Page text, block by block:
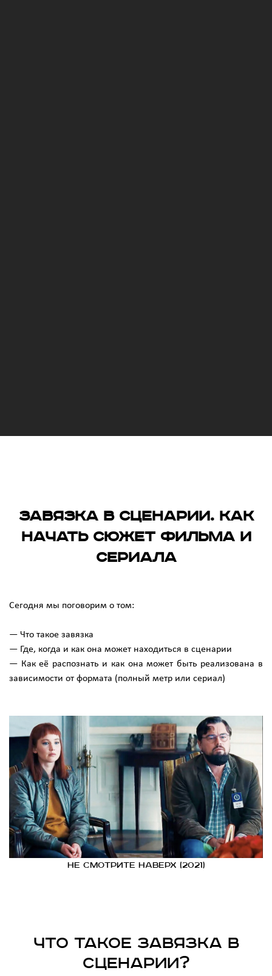
Завязка в сценарии. Как
начать сюжет фильма и
сериала
Сегодня мы поговорим о том:
— Что такое завязка
— Где, когда и как она может находиться в сценарии
— Как её распознать и как она может быть реализована в
зависимости от формата (полный метр или сериал)
не смотрите наверх (2021)
Что такое завязка в
сценарии?